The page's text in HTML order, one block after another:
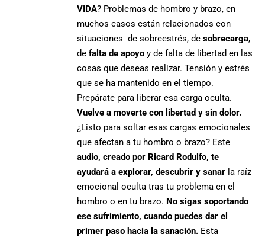
VIDA? Problemas de hombro y brazo, en
muchos casos están relacionados con
situaciones de sobreestrés, de sobrecarga,
defalta de apoyo y de falta de libertad en las
cosas que deseas realizar. Tensión y estrés
que se ha mantenido en el tiempo.
Prepárate para liberar esa carga oculta.
Vuelve a moverte con libertad y sin dolor.
¿Listo para soltar esas cargas emocionales
que afectan a tu hombro o brazo? Este
audio, creado por Ricard Rodulfo, te
ayudará a explorar, descubrir y sanar la raíz
emocional oculta tras tu problema en el
hombro o en tu brazo. No sigas soportando
ese sufrimiento, cuando puedes dar el
primer paso hacia la sanación. Esta